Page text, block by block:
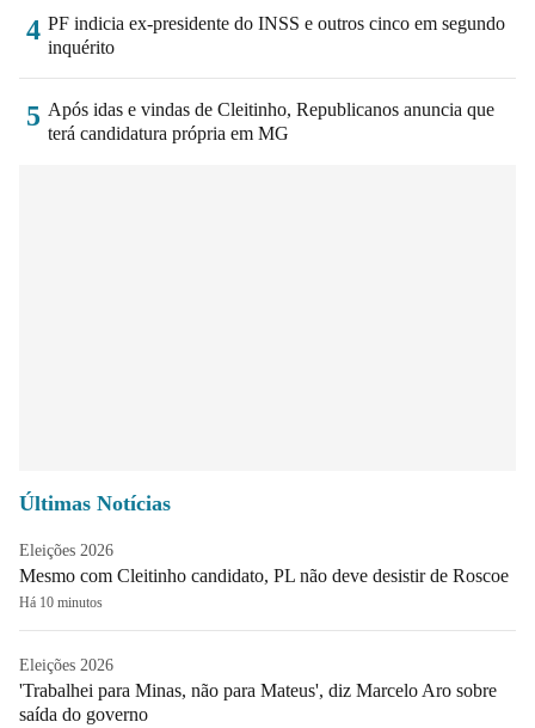
4 PF indicia ex-presidente do INSS e outros cinco em segundo
inquérito
5 Após idas e vindas de Cleitinho, Republicanos anuncia que
terá candidatura própria em MG
Últimas Notícias
Eleições 2026
Mesmo com Cleitinho candidato, PL não deve desistir de Roscoe
Há 10 minutos
Eleições 2026
'Trabalhei para Minas, não para Mateus', diz Marcelo Aro sobre
saída do governo